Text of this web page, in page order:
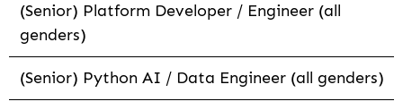
(Senior) Platform Developer / Engineer (all
genders)
(Senior) Python AI / Data Engineer (all genders)